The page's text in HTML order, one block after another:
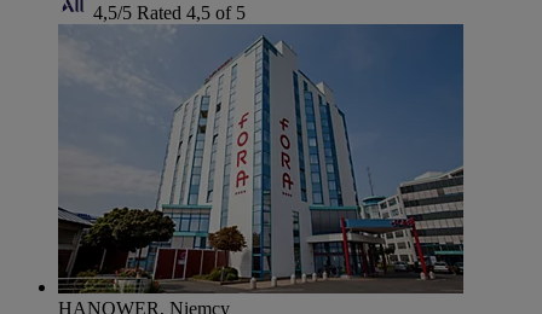
4,5/5 Rated 4,5 of 5
HANOWER, Niemcy